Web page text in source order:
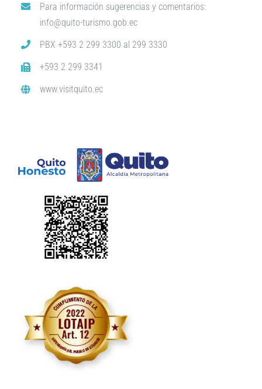
Para información sugerencias y comentarios:
info@quito-turismo.gob.ec
PBX +593 2 299 3300 al 299 3330
+593 2 299 3341
www.visitquito.ec